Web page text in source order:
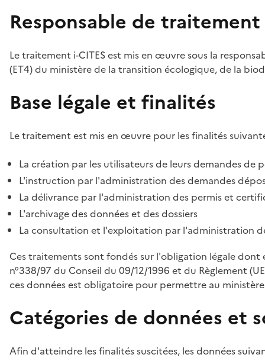
Responsable de traitement
Le traitement i-CITES est mis en œuvre sous la
(ET4) du ministère de la transition écologique, de la
Base légale et finalités
Le traitement est mis en œuvre pour les finalités
La création par les utilisateurs de leurs demandes
L'instruction par l'administration des demandes
La délivrance par l'administration des permis et
L'archivage des données et des dossiers
La consultation et l'exploitation par l'administration
Ces traitements sont fondés sur l'obligation légale
n°338/97 du Conseil du 09/12/1996 et du Règlement
ces données est obligatoire pour permettre au
Catégories de données et
Afin d'atteindre les finalités suscitées, les données